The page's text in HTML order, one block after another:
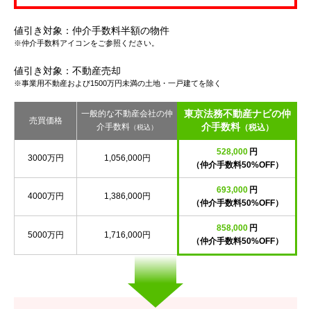
値引き対象：仲介手数料半額の物件
※仲介手数料アイコンをご参照ください。
値引き対象：不動産売却
※事業用不動産および1500万円未満の土地・一戸建てを除く
売買価格
一般的な不動産会社の仲
介手数料 （税込）
東京法務不動産ナビの仲
介手数料（税込）
3000万円 1,056,000円
528,000 円
（仲介手数料50%OFF）
4000万円 1,386,000円
693,000 円
（仲介手数料50%OFF）
5000万円 1,716,000円
858,000 円
（仲介手数料50%OFF）